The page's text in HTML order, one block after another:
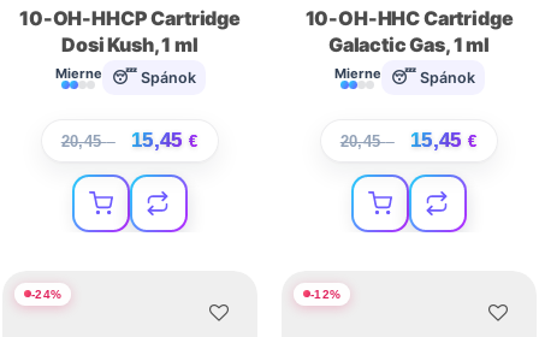
10-OH-HHCP Cartridge
Dosi Kush, 1 ml
Mierne 😴 Spánok
20,45€ 15,45 €
10-OH-HHC Cartridge
Galactic Gas, 1 ml
Mierne 😴 Spánok
20,45€ 15,45 €
-24% -12%